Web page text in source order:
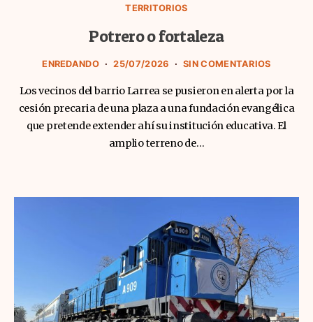
TERRITORIOS
Potrero o fortaleza
ENREDANDO 25/07/2026 SIN COMENTARIOS
Los vecinos del barrio Larrea se pusieron en alerta por la
cesión precaria de una plaza a una fundación evangélica
que pretende extender ahí su institución educativa. El
amplio terreno de…